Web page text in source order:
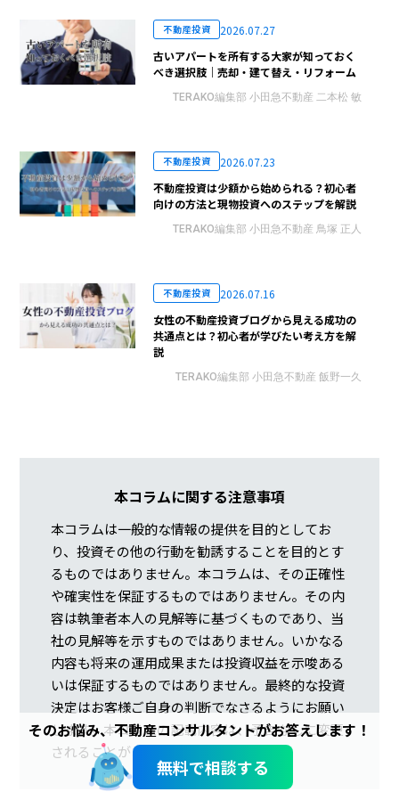
不動産投資
2026.07.27
古いアパートを所有する大家が知っておく
べき選択肢｜売却・建て替え・リフォーム
TERAKO編集部 小田急不動産 二本松 敏
不動産投資
2026.07.23
不動産投資は少額から始められる？初心者
向けの方法と現物投資へのステップを解説
TERAKO編集部 小田急不動産 鳥塚 正人
不動産投資
2026.07.16
女性の不動産投資ブログから見える成功の
共通点とは？初心者が学びたい考え方を解
説
TERAKO編集部 小田急不動産 飯野一久
本コラムに関する注意事項
本コラムは一般的な情報の提供を目的としてお
り、投資その他の行動を勧誘することを目的とす
るものではありません。本コラムは、その正確性
や確実性を保証するものではありません。その内
容は執筆者本人の見解等に基づくものであり、当
社の見解等を示すものではありません。いかなる
内容も将来の運用成果または投資収益を示唆ある
いは保証するものではありません。最終的な投資
決定はお客様ご自身の判断でなさるようにお願い
します。本コラムの記載内容は、予告なしに変更
されることがあります。
そのお悩み、不動産コンサルタントがお答えします！
無料で相談する